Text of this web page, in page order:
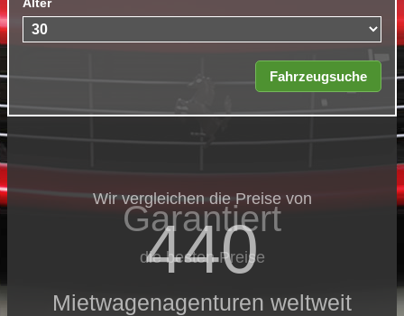
Wir vergleichen die Preise von
440
Mietwagenagenturen weltweit
Garantiert
die besten Preise